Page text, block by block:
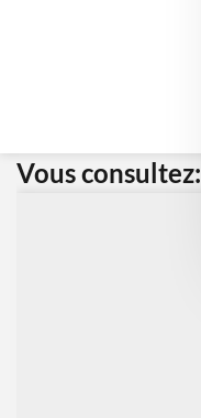
Vous consultez: